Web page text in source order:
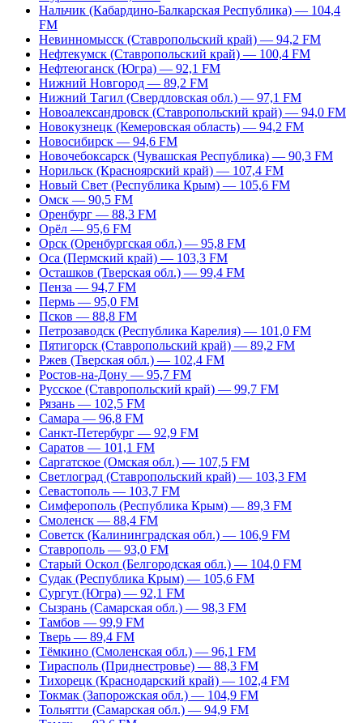
Нальчик (Кабардино-Балкарская Республика) — 104,4
FM
Невинномысск (Ставропольский край) — 94,2 FM
Нефтекумск (Ставропольский край) — 100,4 FM
Нефтеюганск (Югра) — 92,1 FM
Нижний Новгород — 89,2 FM
Нижний Тагил (Свердловская обл.) — 97,1 FM
Новоалександровск (Ставропольский край) — 94,0 FM
Новокузнецк (Кемеровская область) — 94,2 FM
Новосибирск — 94,6 FM
Новочебоксарск (Чувашская Республика) — 90,3 FM
Норильск (Красноярский край) — 107,4 FM
Новый Свет (Республика Крым) — 105,6 FM
Омск — 90,5 FM
Оренбург — 88,3 FM
Орёл — 95,6 FM
Орск (Оренбургская обл.) — 95,8 FM
Оса (Пермский край) — 103,3 FM
Осташков (Тверская обл.) — 99,4 FM
Пенза — 94,7 FM
Пермь — 95,0 FM
Псков — 88,8 FM
Петрозаводск (Республика Карелия) — 101,0 FM
Пятигорск (Ставропольский край) — 89,2 FM
Ржев (Тверская обл.) — 102,4 FM
Ростов-на-Дону — 95,7 FM
Русское (Ставропольский край) — 99,7 FM
Рязань — 102,5 FM
Самара — 96,8 FM
Санкт-Петербург — 92,9 FM
Саратов — 101,1 FM
Саргатское (Омская обл.) — 107,5 FM
Светлоград (Ставропольский край) — 103,3 FM
Севастополь — 103,7 FM
Симферополь (Республика Крым) — 89,3 FM
Смоленск — 88,4 FM
Советск (Калининградская обл.) — 106,9 FM
Ставрополь — 93,0 FM
Старый Оскол (Белгородская обл.) — 104,0 FM
Судак (Республика Крым) — 105,6 FM
Сургут (Югра) — 92,1 FM
Сызрань (Самарская обл.) — 98,3 FM
Тамбов — 99,9 FM
Тверь — 89,4 FM
Тёмкино (Смоленская обл.) — 96,1 FM
Тирасполь (Приднестровье) — 88,3 FM
Тихорецк (Краснодарский край) — 102,4 FM
Токмак (Запорожская обл.) — 104,9 FM
Тольятти (Самарская обл.) — 94,9 FM